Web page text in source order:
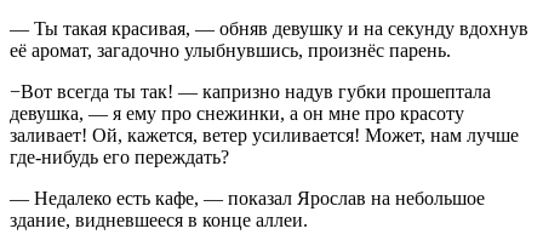
— Ты такая красивая, — обняв девушку и на секунду вдохнув
её аромат, загадочно улыбнувшись, произнёс парень.
−Вот всегда ты так! — капризно надув губки прошептала
девушка, — я ему про снежинки, а он мне про красоту
заливает! Ой, кажется, ветер усиливается! Может, нам лучше
где-нибудь его переждать?
— Недалеко есть кафе, — показал Ярослав на небольшое
здание, видневшееся в конце аллеи.